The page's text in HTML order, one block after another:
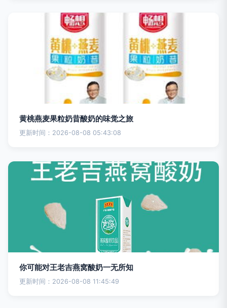
黄桃燕麦果粒奶昔酸奶的味觉之旅
更新时间：2026-08-08 05:43:08
你可能对王老吉燕窝酸奶一无所知
更新时间：2026-08-08 11:45:49